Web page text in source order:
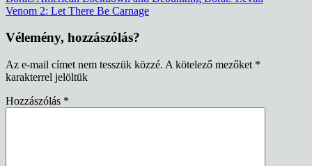
navigáció
Venom 2: Let There Be Carnage
Vélemény, hozzászólás?
Az e-mail címet nem tesszük közzé. A kötelező mezőket *
karakterrel jelöltük
Hozzászólás *